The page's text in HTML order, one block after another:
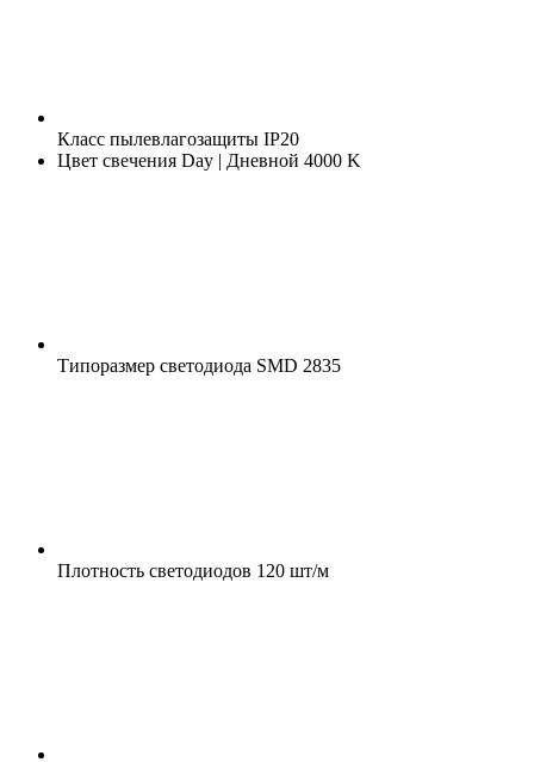
Класс пылевлагозащиты IP20
Цвет свечения Day | Дневной 4000 K
Типоразмер светодиода SMD 2835
Плотность светодиодов 120 шт/м